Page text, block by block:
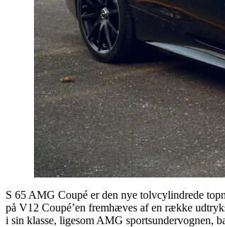
S 65 AMG Coupé er den nye tolvcylindrede
på V12 Coupé’en fremhæves af en række
i sin klasse, ligesom AMG